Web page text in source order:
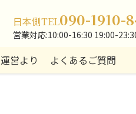
日本側TEL090-1910-
営業対応:10:00-16:30 19:00-
運営より よくあるご質問